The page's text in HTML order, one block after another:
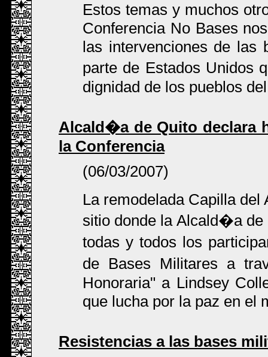
Estos temas y muchos
Conferencia No Bases
las intervenciones de las
parte de Estados Unidos
dignidad de los pueblos
Alcald�a de Quito declara
la Conferencia
(06/03/2007)
La remodelada Capilla del
sitio donde la Alcald�a
todas y todos los
de Bases Militares a
Honoraria" a Lindsey
que lucha por la paz en el
Resistencias a las bases